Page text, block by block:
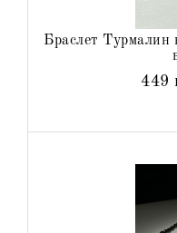
449
Браслет